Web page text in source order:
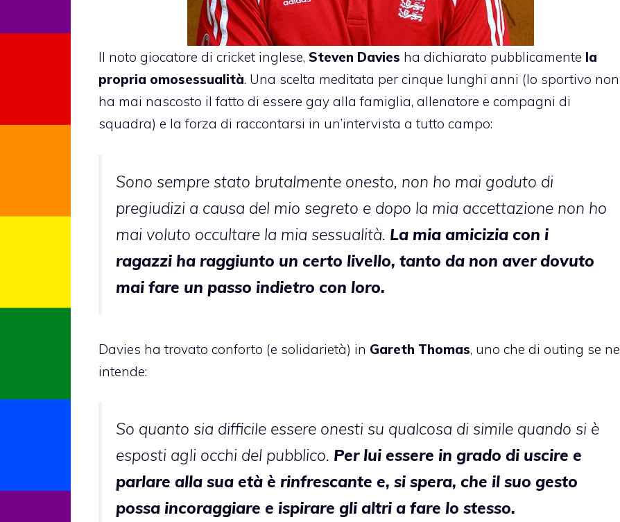
Il noto giocatore di cricket inglese, Steven Davies ha dichiarato pubblicamente la
propria omosessualità. Una scelta meditata per cinque lunghi anni (lo sportivo non
ha mai nascosto il fatto di essere gay alla famiglia, allenatore e compagni di
squadra) e la forza di raccontarsi in un’intervista a tutto campo:
Sono sempre stato brutalmente onesto, non ho mai goduto di
pregiudizi a causa del mio segreto e dopo la mia accettazione non ho
mai voluto occultare la mia sessualità. La mia amicizia con i
ragazzi ha raggiunto un certo livello, tanto da non aver dovuto
mai fare un passo indietro con loro.
Davies ha trovato conforto (e solidarietà) in Gareth Thomas, uno che di outing se ne
intende:
So quanto sia difficile essere onesti su qualcosa di simile quando si è
esposti agli occhi del pubblico. Per lui essere in grado di uscire e
parlare alla sua età è rinfrescante e, si spera, che il suo gesto
possa incoraggiare e ispirare gli altri a fare lo stesso.